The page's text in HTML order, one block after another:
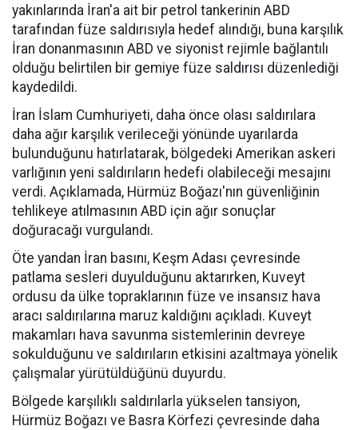
yakınlarında İran'a ait bir petrol tankerinin ABD
tarafından füze saldırısıyla hedef alındığı, buna karşılık
İran donanmasının ABD ve siyonist rejimle bağlantılı
olduğu belirtilen bir gemiye füze saldırısı düzenlediği
kaydedildi.
İran İslam Cumhuriyeti, daha önce olası saldırılara
daha ağır karşılık verileceği yönünde uyarılarda
bulunduğunu hatırlatarak, bölgedeki Amerikan askeri
varlığının yeni saldırıların hedefi olabileceği mesajını
verdi. Açıklamada, Hürmüz Boğazı'nın güvenliğinin
tehlikeye atılmasının ABD için ağır sonuçlar
doğuracağı vurgulandı.
Öte yandan İran basını, Keşm Adası çevresinde
patlama sesleri duyulduğunu aktarırken, Kuveyt
ordusu da ülke topraklarının füze ve insansız hava
aracı saldırılarına maruz kaldığını açıkladı. Kuveyt
makamları hava savunma sistemlerinin devreye
sokulduğunu ve saldırıların etkisini azaltmaya yönelik
çalışmalar yürütüldüğünü duyurdu.
Bölgede karşılıklı saldırılarla yükselen tansiyon,
Hürmüz Boğazı ve Basra Körfezi çevresinde daha